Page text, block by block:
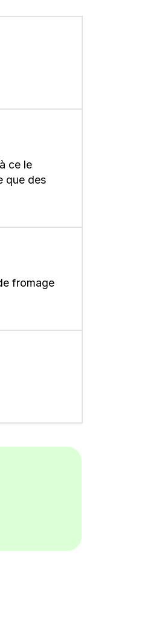
ce le
que des
fromage